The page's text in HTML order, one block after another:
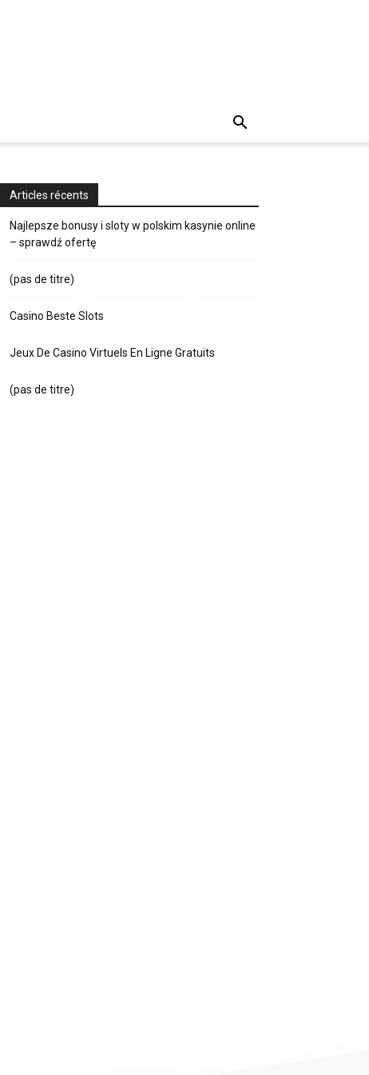
Articles récents
Najlepsze bonusy i sloty w polskim kasynie online
– sprawdź ofertę
(pas de titre)
Casino Beste Slots
Jeux De Casino Virtuels En Ligne Gratuits
(pas de titre)